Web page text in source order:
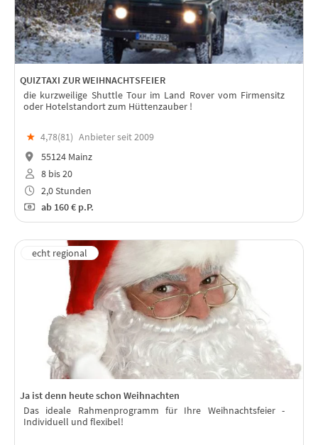
QUIZTAXI ZUR WEIHNACHTSFEIER
die kurzweilige Shuttle Tour im Land Rover vom Firmensitz
oder Hotelstandort zum Hüttenzauber !
★ 4,78(81) Anbieter seit 2009
55124 Mainz
8 bis 20
2,0 Stunden
ab160 € p.P.
Ja ist denn heute schon Weihnachten
Das ideale Rahmenprogramm für Ihre Weihnachtsfeier -
Individuell und flexibel!